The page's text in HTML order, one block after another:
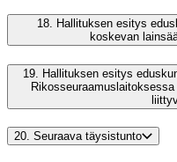
18.
Hallituksen esitys
koskevan
19. Hallituksen esitys
20. Seuraava täysistunto